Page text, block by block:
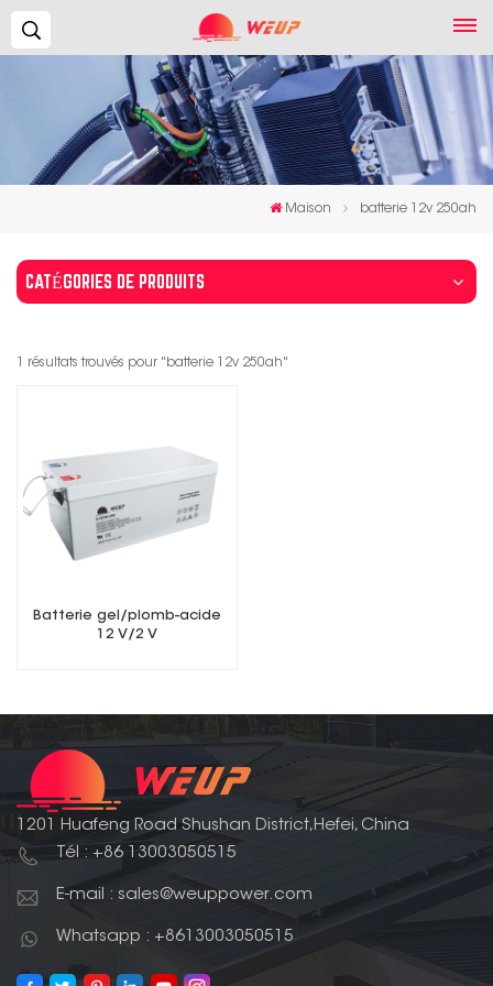
Maison batterie 12v 250ah
CATÉGORIES DE PRODUITS
1 résultats trouvés pour "batterie 12v 250ah"
Batterie gel/plomb-acide
12 V/2 V
1201 Huafeng Road Shushan District,Hefei, China
Tél : +86 13003050515
E-mail : sales@weuppower.com
Whatsapp : +8613003050515